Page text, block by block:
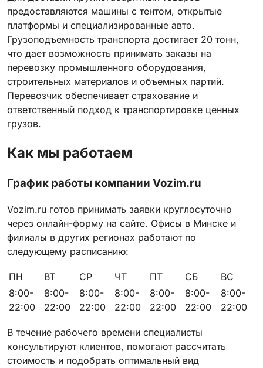
предоставляются машины с тентом, открытые
платформы и специализированные авто.
Грузоподъемность транспорта достигает 20 тонн,
что дает возможность принимать заказы на
перевозку промышленного оборудования,
строительных материалов и объемных партий.
Перевозчик обеспечивает страхование и
ответственный подход к транспортировке ценных
грузов.
Как мы работаем
График работы компании Vozim.ru
Vozim.ru готов принимать заявки круглосуточно
через онлайн-форму на сайте. Офисы в Минске и
филиалы в других регионах работают по
следующему расписанию:
ПН ВТ СР ЧТ ПТ СБ
ВС
8:00-
22:00
8:00-
22:00
8:00-
22:00
8:00-
22:00
8:00-
22:00
8:00-
22:00
8:00-
22:00
В течение рабочего времени специалисты
консультируют клиентов, помогают рассчитать
стоимость и подобрать оптимальный вид